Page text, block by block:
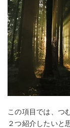
この項目では、つ
２つ紹介したいと